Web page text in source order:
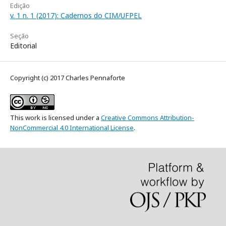
Edição
v. 1 n. 1 (2017): Cadernos do CIM/UFPEL
Seção
Editorial
Copyright (c) 2017 Charles Pennaforte
This work is licensed under a Creative Commons Attribution-
NonCommercial 4.0 International License.